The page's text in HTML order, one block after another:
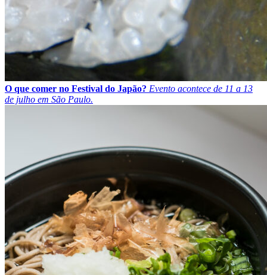
O que comer no Festival do Japão? Evento acontece de 11 a 13
de julho em São Paulo.